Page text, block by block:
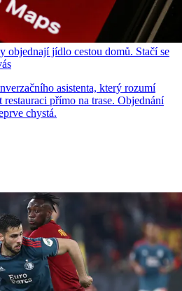
objednají jídlo cestou domů. Stačí se
asistenta, který rozumí
přímo na trase. Objednání
chystá.